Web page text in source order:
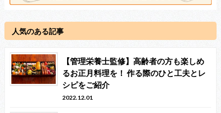
人気のある記事
【管理栄養士監修】高齢者の方も楽しめ
るお正月料理を！ 作る際のひと工夫とレ
シピをご紹介
2022.12.01